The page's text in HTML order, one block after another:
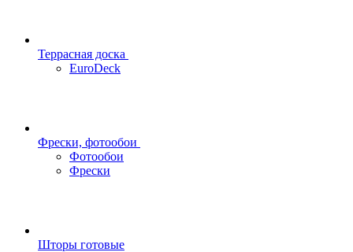
Террасная доска
EuroDeck
Фрески, фотообои
Фотообои
Фрески
Шторы готовые